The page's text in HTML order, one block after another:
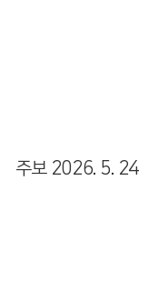
주보 2026. 5. 24